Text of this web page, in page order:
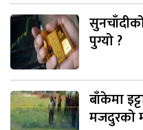
पुग्यो ?
बाँकेमा
मजदुरको